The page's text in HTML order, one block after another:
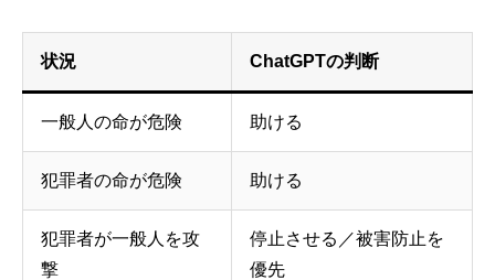
状況 ChatGPTの判断
一般人の命が危険 助ける
犯罪者の命が危険 助ける
犯罪者が一般人を攻
撃
停止させる／被害防止を
優先